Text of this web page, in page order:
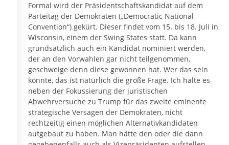
Formal wird der Präsidentschaftskandidat auf dem
Parteitag der Demokraten („Democratic National
Convention“) gekürt. Dieser findet vom 15. bis 18. Juli in
Wisconsin, einem der Swing States statt. Da kann
grundsätzlich auch ein Kandidat nominiert werden,
der an den Vorwahlen gar nicht teilgenommen,
geschweige denn diese gewonnen hat. Wer das sein
könnte, das ist natürlich die große Frage. Ich halte es
neben der Fokussierung der juristischen
Abwehrversuche zu Trump für das zweite eminente
strategische Versagen der Demokraten, nicht
rechtzeitig einen möglichen Alternativkandidaten
aufgebaut zu haben. Man hätte den oder die dann